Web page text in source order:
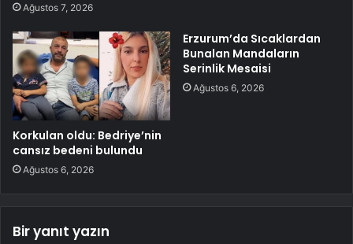
Ağustos 7, 2026
Korkulan oldu: Bedriye’nin
cansız bedeni bulundu
Ağustos 6, 2026
Erzurum’da Sıcaklardan
Bunalan Mandaların
Serinlik Mesaisi
Ağustos 6, 2026
Bir yanıt yazın